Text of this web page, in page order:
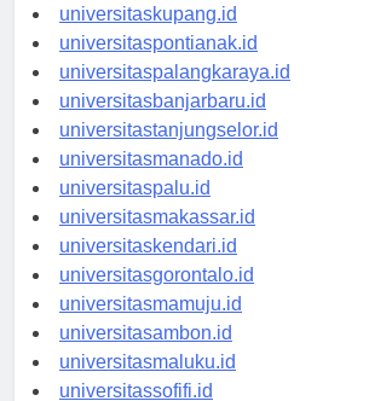
universitasdenpasar.id
universitaskupang.id
universitaspontianak.id
universitaspalangkaraya.id
universitasbanjarbaru.id
universitastanjungselor.id
universitasmanado.id
universitaspalu.id
universitasmakassar.id
universitaskendari.id
universitasgorontalo.id
universitasmamuju.id
universitasambon.id
universitasmaluku.id